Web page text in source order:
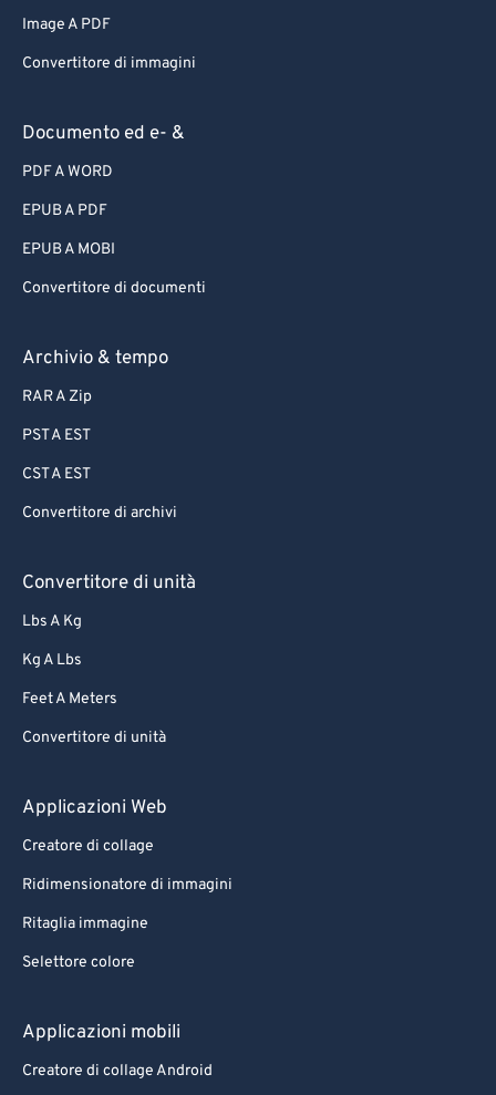
Image A PDF
Convertitore di immagini
Documento ed e- &
PDF A WORD
EPUB A PDF
EPUB A MOBI
Convertitore di documenti
Archivio & tempo
RAR A Zip
PST A EST
CST A EST
Convertitore di archivi
Convertitore di unità
Lbs A Kg
Kg A Lbs
Feet A Meters
Convertitore di unità
Applicazioni Web
Creatore di collage
Ridimensionatore di immagini
Ritaglia immagine
Selettore colore
Applicazioni mobili
Creatore di collage Android